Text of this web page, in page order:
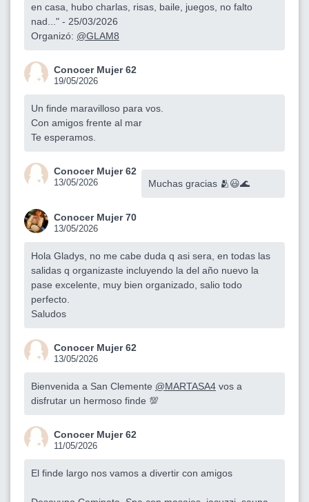
en casa, hubo charlas, risas, baile, juegos, no falto
nad..." - 25/03/2026
Organizó: @GLAM8
Conocer Mujer 62
19/05/2026
Un finde maravilloso para vos.
Con amigos frente al mar
Te esperamos.
Conocer Mujer 62
13/05/2026 Muchas gracias 🫂😃🌊
Conocer Mujer 70
13/05/2026
Hola Gladys, no me cabe duda q asi sera, en todas las
salidas q organizaste incluyendo la del año nuevo la
pase excelente, muy bien organizado, salio todo
perfecto.
Saludos
Conocer Mujer 62
13/05/2026
Bienvenida a San Clemente @MARTASA4 vos a
disfrutar un hermoso finde 💯
Conocer Mujer 62
11/05/2026
El finde largo nos vamos a divertir con amigos